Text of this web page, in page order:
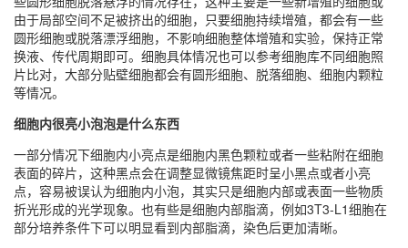
由于局部空间不足被挤出的细胞，只要细胞持续增殖，都会有一些
圆形细胞或脱落漂浮细胞，不影响细胞整体增殖和实验，保持正常
换液、传代周期即可。细胞具体情况也可以参考细胞库不同细胞照
片比对，大部分贴壁细胞都会有圆形细胞、脱落细胞、细胞内颗粒
等情况。
细胞内很亮小泡泡是什么东西
一部分情况下细胞内小亮点是细胞内黑色颗粒或者一些粘附在细胞
表面的碎片，这种黑点会在调整显微镜焦距时呈小黑点或者小亮
点，容易被误认为细胞内小泡，其实只是细胞内部或表面一些物质
折光形成的光学现象。也有些是细胞内部脂滴，例如3T3-L1细胞在
部分培养条件下可以明显看到内部脂滴，染色后更加清晰。